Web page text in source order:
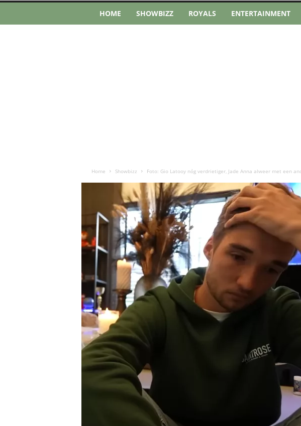
HOME SHOWBIZZ ROYALS ENTERTAINMENT
Home Showbizz Foto: Gio Latooy nóg verdrietiger, Jade Anna alweer met een